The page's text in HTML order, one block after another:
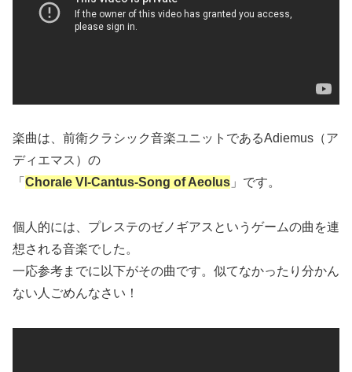
楽曲は、前衛クラシック音楽ユニットであるAdiemus（ア
ディエマス）の
「 Chorale VI-Cantus-Song of Aeolus 」です。
個人的には、プレステのゼノギアスというゲームの曲を連
想される音楽でした。
一応参考までに以下がその曲です。似てなかったり分かん
ない人ごめんなさい！